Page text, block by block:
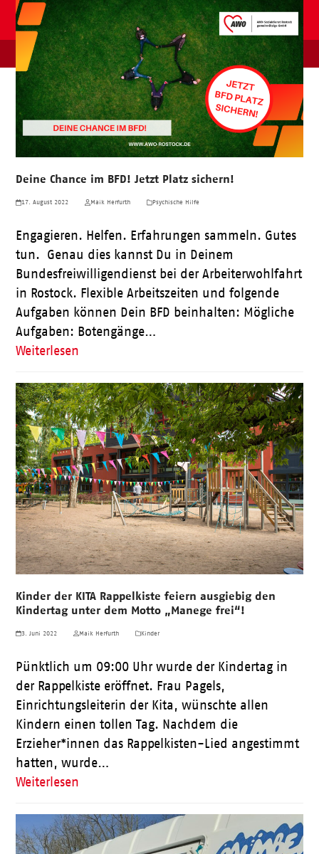
Deine Chance im BFD! Jetzt Platz sichern!
17. August 2022 Maik Herfurth Psychische Hilfe
Engagieren. Helfen. Erfahrungen sammeln. Gutes
tun. Genau dies kannst Du in Deinem
Bundesfreiwilligendienst bei der Arbeiterwohlfahrt
in Rostock. Flexible Arbeitszeiten und folgende
Aufgaben können Dein BFD beinhalten: Mögliche
Aufgaben: Botengänge…
Weiterlesen
Kinder der KITA Rappelkiste feiern ausgiebig den
Kindertag unter dem Motto „Manege frei“!
3. Juni 2022 Maik Herfurth Kinder
Pünktlich um 09:00 Uhr wurde der Kindertag in
der Rappelkiste eröffnet. Frau Pagels,
Einrichtungsleiterin der Kita, wünschte allen
Kindern einen tollen Tag. Nachdem die
Erzieher*innen das Rappelkisten-Lied angestimmt
hatten, wurde…
Weiterlesen